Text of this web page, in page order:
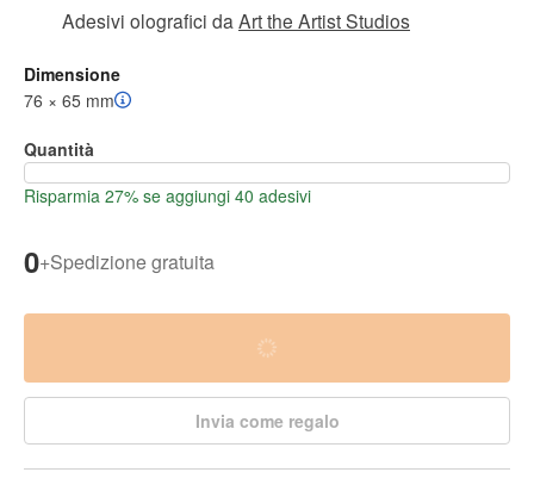
Adesivi olografici daArt the Artist Studios
Dimensione
76 × 65 mm
Quantità
Risparmia 27% se aggiungi 40 adesivi
0+Spedizione gratuita
Invia come regalo